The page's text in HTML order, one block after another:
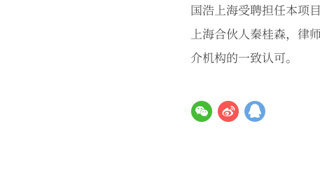
国浩上海受聘担任本项
上海合伙人秦桂森，律
介机构的一致认可。